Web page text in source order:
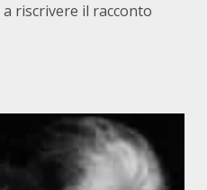
riscrivere il racconto